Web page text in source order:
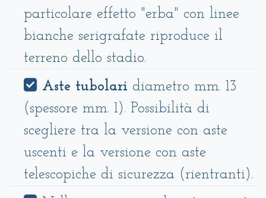
particolare effetto "erba" con linee
bianche serigrafate riproduce il
terreno dello stadio.
Aste tubolari diametro mm. 13
(spessore mm. 1). Possibilità di
scegliere tra la versione con aste
uscenti e la versione con aste
telescopiche di sicurezza (rientranti).